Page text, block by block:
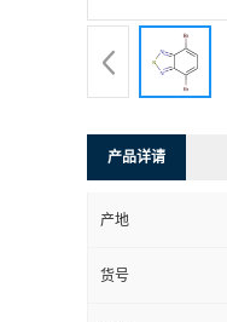
产品详请
产地
货号